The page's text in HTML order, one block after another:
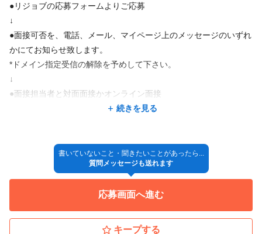
て、選択し続け変わっていける企業が
『スタッフ満足度🟰顧客満足度』
shはこれまでもこれからもチャレンジし続けていきます。
その先に必ずスタッフにとって楽しい職場、豊かな生活が有ると
信じています。
●リジョブの応募フォームよりご応募
↓
●面接可否を、電話、メール、マイページ上のメッセージのいずれ
かにてお知らせ致します。
*ドメイン指定受信の解除を予めして下さい。
↓
●面接担当者と対面面接かオンライン面接
*採用方法が変更となる場合もございますので、ご了承ください。
続きを見る
書いていないこと・聞きたいことがあったら...
質問メッセージも送れます
応募画面へ進む
キープする